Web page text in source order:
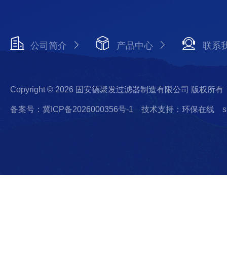
公司简介 产品中心 联系
Copyright © 2026 固安德聚发过滤器制造有限公司 版权所有
备案号：冀ICP备2026000356号-1 技术支持：环保在线